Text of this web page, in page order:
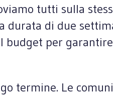
tutti sulla
di due
per
termine. Le